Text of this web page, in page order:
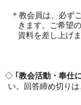
＊教会員は、必ず
きます。ご希望
資料を差し上げま
◇ ｢教会活動・奉仕
い。回答締め切りは